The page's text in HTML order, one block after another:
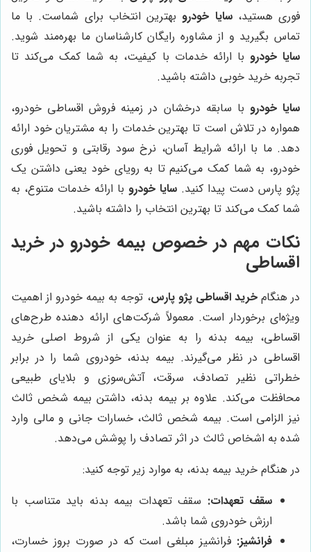
فوری هستید،سایا خودروبهترین انتخاب برای شماست. با ما
تماس بگیرید و از مشاوره رایگان کارشناسان ما بهره‌مند شوید.
سایا خودرو با ارائه خدمات با کیفیت، به شما کمک می‌کند تا
تجربه خرید خوبی داشته باشید.
سایا خودرو با سابقه درخشان در زمینه فروش اقساطی خودرو،
همواره در تلاش است تا بهترین خدمات را به مشتریان خود ارائه
دهد. ما با ارائه شرایط آسان، نرخ سود رقابتی و تحویل فوری
خودرو، به شما کمک می‌کنیم تا به رویای خود یعنی داشتن یک
پژو پارس دست پیدا کنید. سایا خودرو با ارائه خدمات متنوع، به
شما کمک می‌کند تا بهترین انتخاب را داشته باشید.
نکات مهم در خصوص بیمه خودرو در خرید
اقساطی
در هنگامخرید اقساطی پژو پارس، توجه به بیمه خودرو از اهمیت
ویژه‌ای برخوردار است. معمولاً شرکت‌های ارائه دهنده طرح‌های
اقساطی، بیمه بدنه را به عنوان یکی از شروط اصلی خرید
اقساطی در نظر می‌گیرند. بیمه بدنه، خودروی شما را در برابر
خطراتی نظیر تصادف، سرقت، آتش‌سوزی و بلایای طبیعی
محافظت می‌کند. علاوه بر بیمه بدنه، داشتن بیمه شخص ثالث
نیز الزامی است. بیمه شخص ثالث، خسارات جانی و مالی وارد
شده به اشخاص ثالث در اثر تصادف را پوشش می‌دهد.
در هنگام خرید بیمه بدنه، به موارد زیر توجه کنید:
سقف تعهدات: سقف تعهدات بیمه بدنه باید متناسب با
ارزش خودروی شما باشد.
فرانشیز: فرانشیز مبلغی است که در صورت بروز خسارت،